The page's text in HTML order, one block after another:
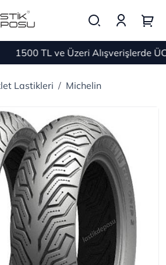
1500 TL ve Üzeri Alışverişlerde
Lastikleri Michelin